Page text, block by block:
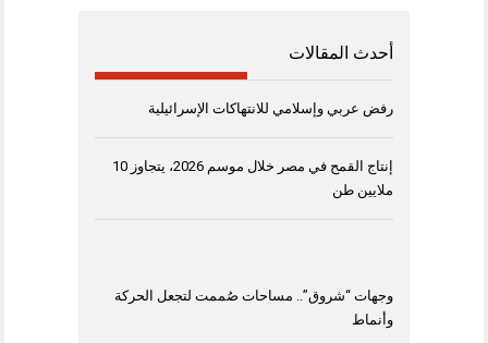
أحدث المقالات
رفض عربي وإسلامي للانتهاكات الإسرائيلية
إنتاج القمح في مصر خلال موسم 2026، يتجاوز 10
ملايين طن
وجهات “شروق”.. مساحات صُممت لتجعل الحركة
وأنماط